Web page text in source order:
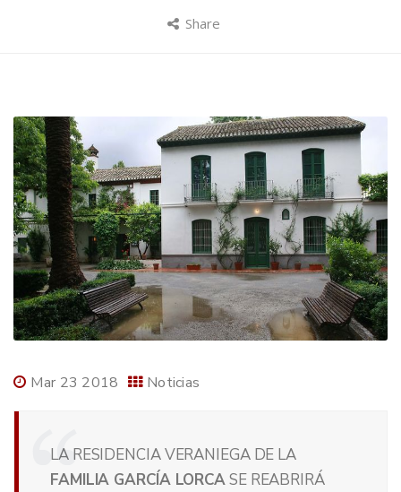
Share
Mar 23 2018 Noticias
LA RESIDENCIA VERANIEGA DE LA
FAMILIA GARCÍA LORCASE REABRIRÁ